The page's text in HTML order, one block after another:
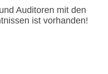
Auditoren mit den
ist vorhanden!